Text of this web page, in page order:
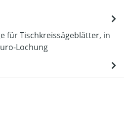
für Tischkreissägeblätter, in
Lochung